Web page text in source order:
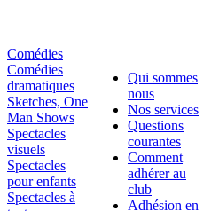
Comédies
Comédies
dramatiques
Sketches, One
Man Shows
Spectacles
visuels
Spectacles
pour enfants
Spectacles à
Qui sommes
nous
Nos services
Questions
courantes
Comment
adhérer au
club
Adhésion en